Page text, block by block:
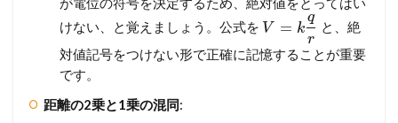
けない、と覚えましょう。公式を V = k
q
r
と、絶
対値記号をつけない形で正確に記憶することが重要
です。
距離の2乗と1乗の混同: